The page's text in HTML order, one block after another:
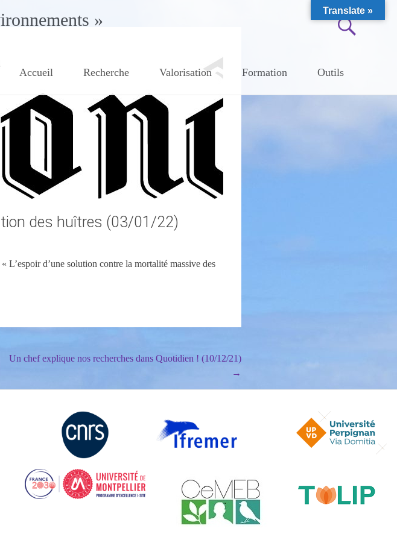
»
Accueil Recherche Valorisation Formation Outils
des huîtres (03/01/22)
d’une solution contre la mortalité massive des
Un chef explique nos recherches dans Quotidien ! (10/12/21)
→
Translate »